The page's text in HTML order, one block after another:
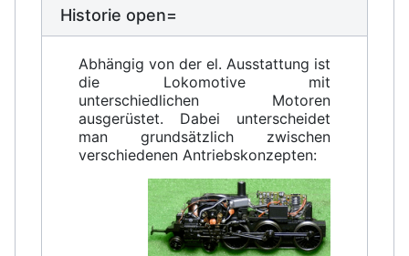
Historie open=
Abhängig von der el. Ausstattung ist
die Lokomotive mit
unterschiedlichen Motoren
ausgerüstet. Dabei unterscheidet
man grundsätzlich zwischen
verschiedenen Antriebskonzepten: